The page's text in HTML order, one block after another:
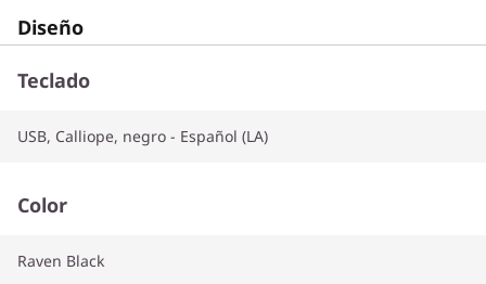
Diseño
Teclado
USB, Calliope, negro - Español (LA)
Color
Raven Black